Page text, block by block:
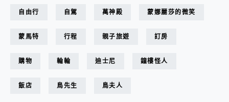
自由行 自駕 萬神殿 蒙娜麗莎的微笑
蒙馬特 行程 親子旅遊 訂房
購物 輪輪 迪士尼 鐘樓怪人
飯店 鳥先生 鳥夫人